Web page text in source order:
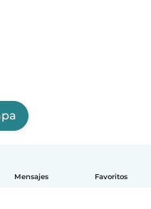
Mensajes Favoritos